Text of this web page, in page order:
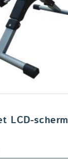
LCD-scherm